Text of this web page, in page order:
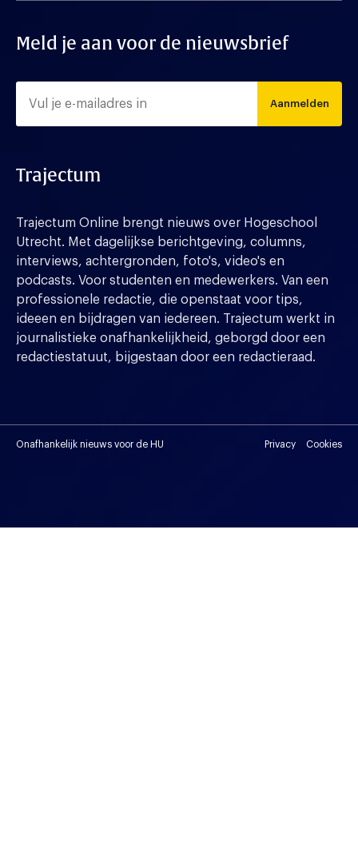
Meld je aan voor de nieuwsbrief
Aanmelden
Trajectum
Trajectum Online brengt nieuws over Hogeschool
Utrecht. Met dagelijkse berichtgeving, columns,
interviews, achtergronden, foto's, video's en
podcasts. Voor studenten en medewerkers. Van een
professionele redactie, die openstaat voor tips,
ideeen en bijdragen van iedereen. Trajectum werkt in
journalistieke onafhankelijkheid, geborgd door een
redactiestatuut, bijgestaan door een redactieraad.
Onafhankelijk nieuws voor de HU Privacy Cookies